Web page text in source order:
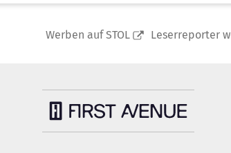
Werben auf STOL Leserreporter